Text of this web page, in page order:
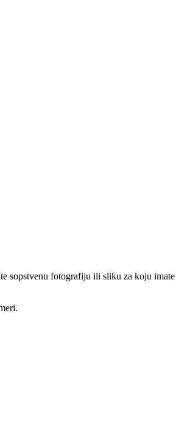
sopstvenu fotografiju ili sliku za koju